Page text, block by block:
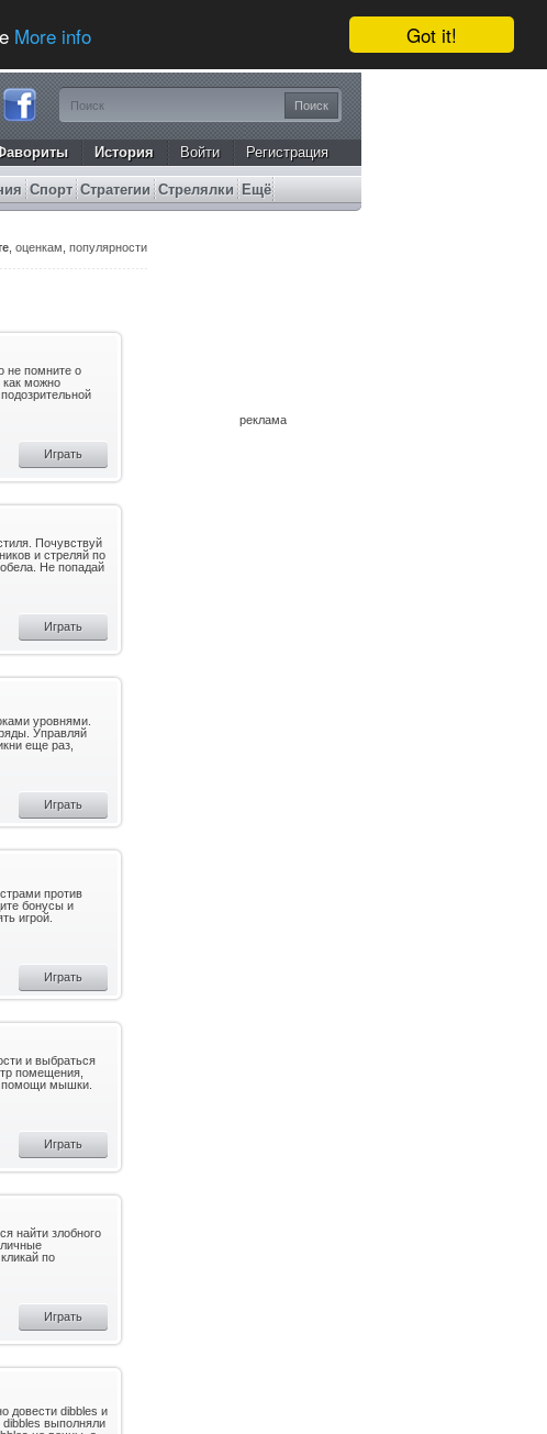
Got it!
More info
История Войти Регистрация
Спорт Стратегии Стрелялки Ещё
оценкам популярности
не помните о
как можно
Играть
Почувствуй
и стреляй по
Не попадай
Играть
уровнями.
Управляй
еще раз,
Играть
против
бонусы и
игрой.
Играть
и выбраться
помещения,
помощи мышки.
Играть
найти злобного
по
Играть
довести dibbles и
dibbles выполняли
реклама